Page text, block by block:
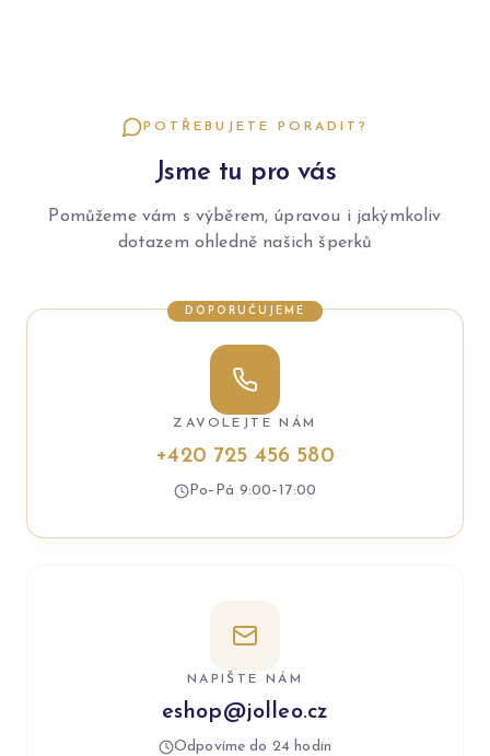
POTŘEBUJETE PORADIT?
Jsme tu pro vás
Pomůžeme vám s výběrem, úpravou i jakýmkoliv
dotazem ohledně našich šperků
DOPORUČUJEME
ZAVOLEJTE NÁM
+420 725 456 580
Po–Pá 9:00–17:00
NAPIŠTE NÁM
eshop@jolleo.cz
Odpovíme do 24 hodin